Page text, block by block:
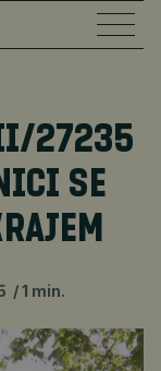
III/27235
SE
1 min.